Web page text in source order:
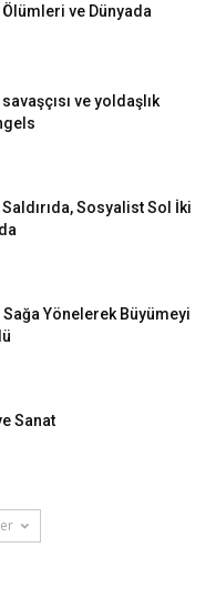
Ölümleri ve Dünyada
savaşçısı ve yoldaşlık
Saldırıda, Sosyalist Sol İki
Sağa Yönelerek Büyümeyi
Sanat